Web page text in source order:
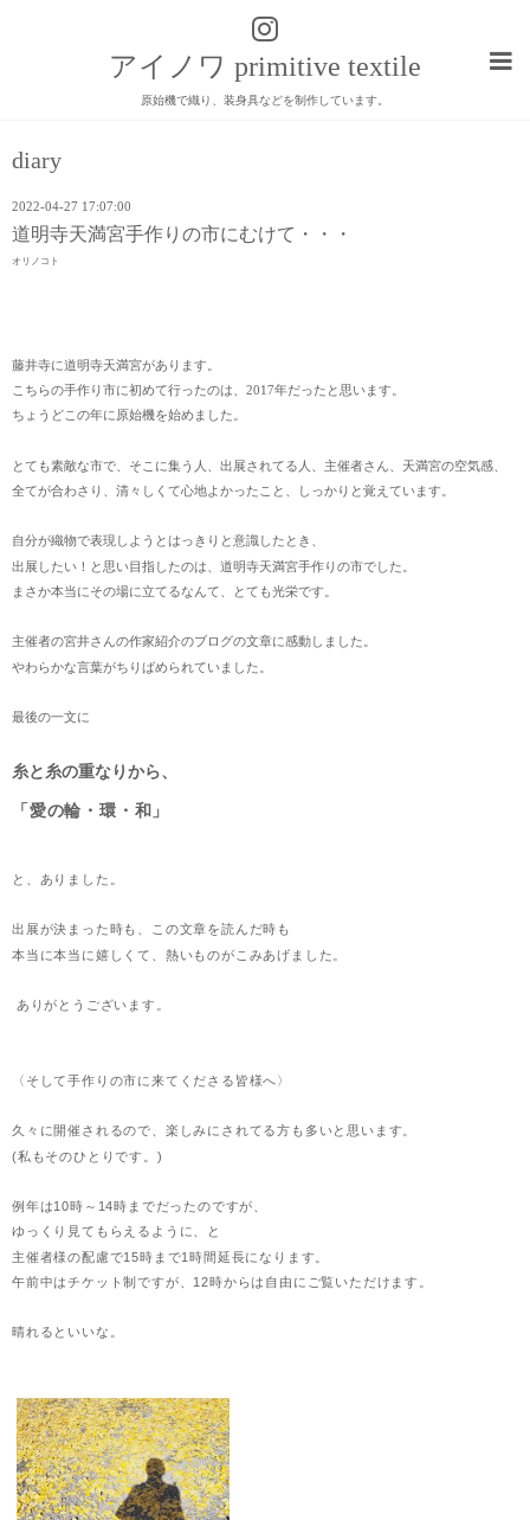
アイノワ primitive textile
原始機で織り、装身具などを制作しています。
diary
2022-04-27 17:07:00
道明寺天満宮手作りの市にむけて・・・
オリノコト
藤井寺に道明寺天満宮があります。
こちらの手作り市に初めて行ったのは、2017年だったと思います。
ちょうどこの年に原始機を始めました。
とても素敵な市で、そこに集う人、出展されてる人、主催者さん、天満宮の空気感、
全てが合わさり、清々しくて心地よかったこと、しっかりと覚えています。
自分が織物で表現しようとはっきりと意識したとき、
出展したい！と思い目指したのは、道明寺天満宮手作りの市でした。
まさか本当にその場に立てるなんて、とても光栄です。
主催者の宮井さんの作家紹介のブログの文章に感動しました。
やわらかな言葉がちりばめられていました。
最後の一文に
糸と糸の重なりから、
「愛の輪・環・和」
と、ありました。
出展が決まった時も、この文章を読んだ時も
本当に本当に嬉しくて、熱いものがこみあげ ました。
ありがとうございます。
〈そして手作りの市に来てくださる皆様へ〉
久々に開催されるので、楽しみにされてる方も多いと思います。
(私もそのひとりです。)
例年は10時～14時までだったのですが、
ゆっくり見てもらえるように、と
主催者様の配慮で15時まで1時間延長になります。
午前中はチケット制ですが、12時からは自由にご覧いただけます。
晴れるといいな。